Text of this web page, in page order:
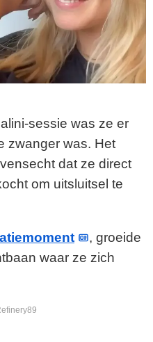
sessie was ze er
zwanger was. Het
dat ze direct
om uitsluitsel te
, groeide
waar ze zich